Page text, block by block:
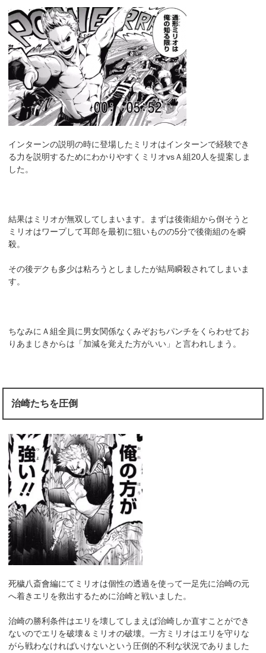
インターンの説明の時に登場したミリオはインターンで経験でき
る力を説明するためにわかりやすくミリオvsＡ組20人を提案しま
した。
結果はミリオが無双してしまいます。まずは後衛組から倒そうと
ミリオはワープして耳郎を最初に狙いものの5分で後衛組のを瞬
殺。
その後デクも多少は粘ろうとしましたが結局瞬殺されてしまいま
す。
ちなみにＡ組全員に男女関係なくみぞおちパンチをくらわせてお
りあまじきからは「加減を覚えた方がいい」と言われしまう。
治崎たちを圧倒
死穢八斎會編にてミリオは個性の透過を使って一足先に治崎の元
へ着きエリを救出するために治崎と戦いました。
治崎の勝利条件はエリを壊してしまえば治崎しか直すことができ
ないのでエリを破壊＆ミリオの破壊。一方ミリオはエリを守りな
がら戦わなければいけないという圧倒的不利な状況でありました